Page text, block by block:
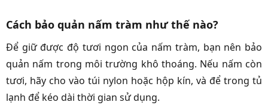
Cách bảo quản nấm tràm như thế nào?
Để giữ được độ tươi ngon của nấm tràm, bạn nên bảo
quản nấm trong môi trường khô thoáng. Nếu nấm còn
tươi, hãy cho vào túi nylon hoặc hộp kín, và để trong tủ
lạnh để kéo dài thời gian sử dụng.